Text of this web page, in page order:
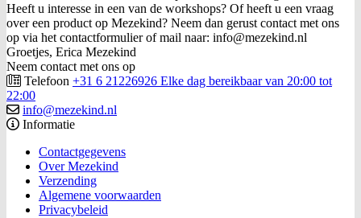
Heeft u interesse in een van de workshops? Of heeft u een vraag
over een product op Mezekind? Neem dan gerust contact met ons
op via het contactformulier of mail naar: info@mezekind.nl
Groetjes, Erica Mezekind
Neem contact met ons op
Telefoon +31 6 21226926 Elke dag bereikbaar van 20:00 tot
22:00
info@mezekind.nl
Informatie
Contactgegevens
Over Mezekind
Verzending
Algemene voorwaarden
Privacybeleid